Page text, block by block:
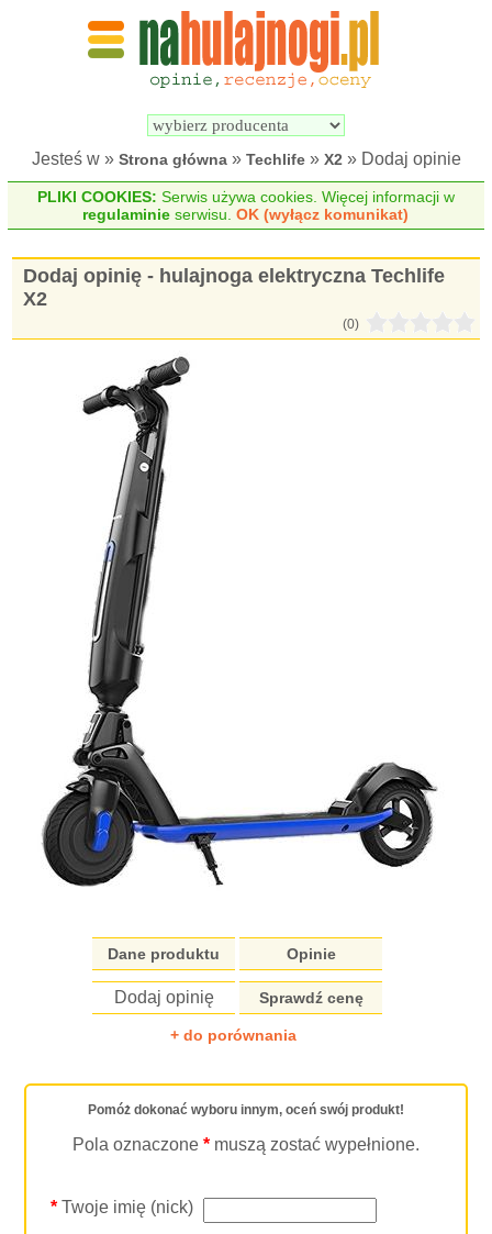
Wyszukiwarka
elektrycznych
Jesteś w » Strona główna» Techlife» X2 » Dodaj opinie
PLIKI COOKIES: Serwis używa cookies. Więcej informacji w
regulaminie serwisu.OK (wyłącz komunikat)
Dodaj opinię - hulajnoga elektryczna Techlife
X2
(0)
Dane produktu Opinie
Dodaj opinię Sprawdź cenę
+ do porównania
Pomóż dokonać wyboru innym, oceń swój produkt!
Pola oznaczone * muszą zostać wypełnione.
*Twoje imię (nick)